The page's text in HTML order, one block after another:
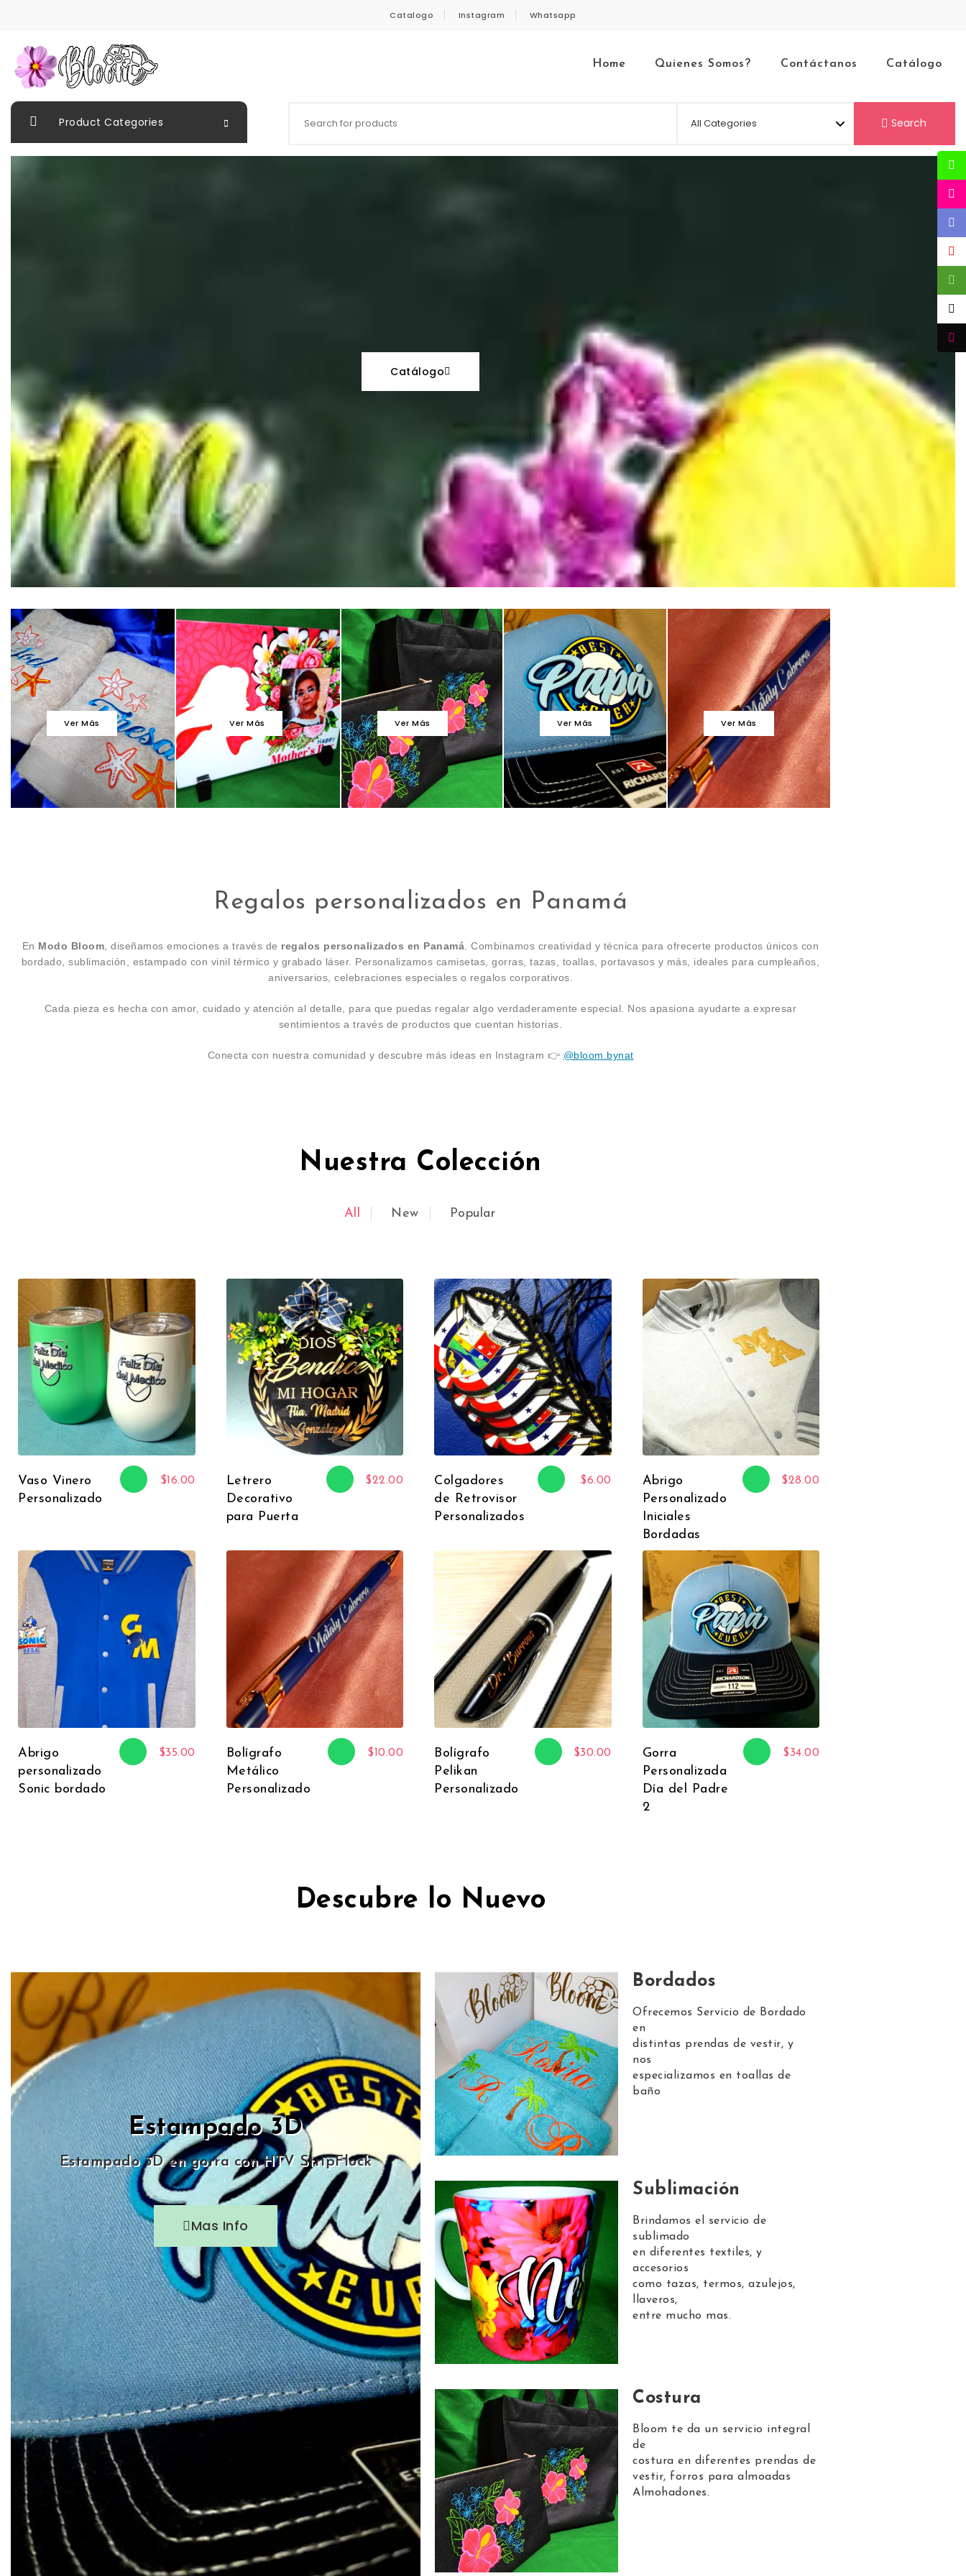
Catalogo Instagram Whatsapp
Home Quienes Somos? Contáctanos Catálogo
Product Categories Search
Catálogo
Ver Más Ver Más Ver Más Ver Más Ver Más
Regalos personalizados en Panamá
En Modo Bloom , diseñamos emociones a través de regalos personalizados en Panamá . Combinamos creatividad y técnica para ofrecerte productos únicos con
bordado, sublimación, estampado con vinil térmico y grabado láser. Personalizamos camisetas, gorras, tazas, toallas, portavasos y más, ideales para cumpleaños,
aniversarios, celebraciones especiales o regalos corporativos.
Cada pieza es hecha con amor, cuidado y atención al detalle, para que puedas regalar algo verdaderamente especial. Nos apasiona ayudarte a expresar
sentimientos a través de productos que cuentan historias.
Conecta con nuestra comunidad y descubre más ideas en Instagram 👉 @bloom.bynat
Nuestra Colección
All New Popular
Vaso Vinero
Personalizado
$16.00
Letrero
Decorativo
para Puerta
$22.00
Colgadores
de Retrovisor
Personalizados
$6.00
Abrigo
Personalizado
Iniciales
Bordadas
$28.00
Abrigo
personalizado
Sonic bordado
$35.00
Bolígrafo
Metálico
Personalizado
$10.00
Bolígrafo
Pelikan
Personalizado
$30.00
Gorra
Personalizada
Día del Padre
2
$34.00
Descubre lo Nuevo
Estampado 3D
Estampado 3D en gorra con HTV StripFlock
Mas Info
Bordados
Ofrecemos Servicio de Bordado
en
distintas prendas de vestir, y
nos
especializamos en toallas de
baño
Sublimación
Brindamos el servicio de
sublimado
en diferentes textiles, y
accesorios
como tazas, termos, azulejos,
llaveros,
entre mucho mas.
Costura
Bloom te da un servicio integral
de
costura en diferentes prendas de
vestir, forros para almoadas
Almohadones.